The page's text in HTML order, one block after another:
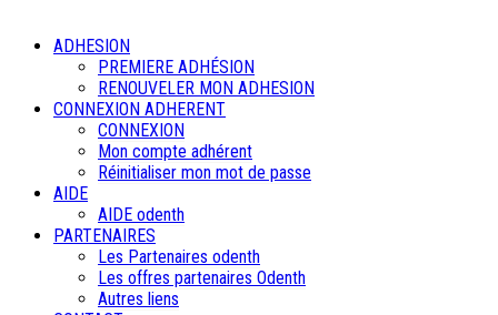
ADHESION
PREMIERE ADHÉSION
RENOUVELER MON ADHESION
CONNEXION ADHERENT
CONNEXION
Mon compte adhérent
Réinitialiser mon mot de passe
AIDE
AIDE odenth
PARTENAIRES
Les Partenaires odenth
Les offres partenaires Odenth
Autres liens